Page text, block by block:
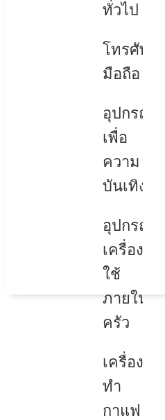
ทั่วไป
โทรศัพท์
มือถือ
อุปกรณ์
เพื่อ
ความ
บันเทิง
อุปกรณ์
เครื่อง
ใช้
ภายใน
ครัว
เครื่อง
ทำ
กาแฟ